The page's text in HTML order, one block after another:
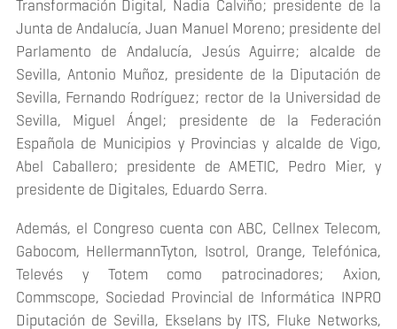
Transformación Digital, Nadia Calviño; presidente de la
Junta de Andalucía, Juan Manuel Moreno; presidente del
Parlamento de Andalucía, Jesús Aguirre; alcalde de
Sevilla, Antonio Muñoz, presidente de la Diputación de
Sevilla, Fernando Rodríguez; rector de la Universidad de
Sevilla, Miguel Ángel; presidente de la Federación
Española de Municipios y Provincias y alcalde de Vigo,
Abel Caballero; presidente de AMETIC, Pedro Mier, y
presidente de Digitales, Eduardo Serra.
Además, el Congreso cuenta con ABC, Cellnex Telecom,
Gabocom, HellermannTyton, Isotrol, Orange, Telefónica,
Televés y Totem como patrocinadores; Axion,
Commscope, Sociedad Provincial de Informática INPRO
Diputación de Sevilla, Ekselans by ITS, Fluke Networks,